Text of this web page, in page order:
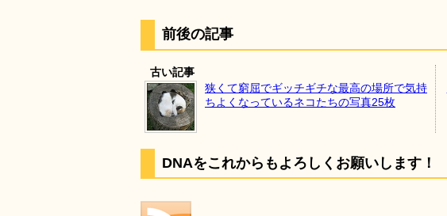
前後の記事
古い記事
狭くて窮屈でギッチギチな最高の場所で気持
ちよくなっているネコたちの写真25枚
DNAをこれからもよろしくお願いします！